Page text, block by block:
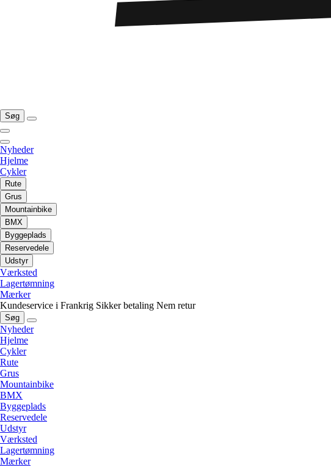
Søg
Nyheder
Hjelme
Cykler
Rute
Grus
Mountainbike
BMX
Byggeplads
Reservedele
Udstyr
Værksted
Lagertømning
Mærker
Kundeservice i Frankrig Sikker betaling Nem retur
Søg
Nyheder
Hjelme
Cykler
Rute
Grus
Mountainbike
BMX
Byggeplads
Reservedele
Udstyr
Værksted
Lagertømning
Mærker